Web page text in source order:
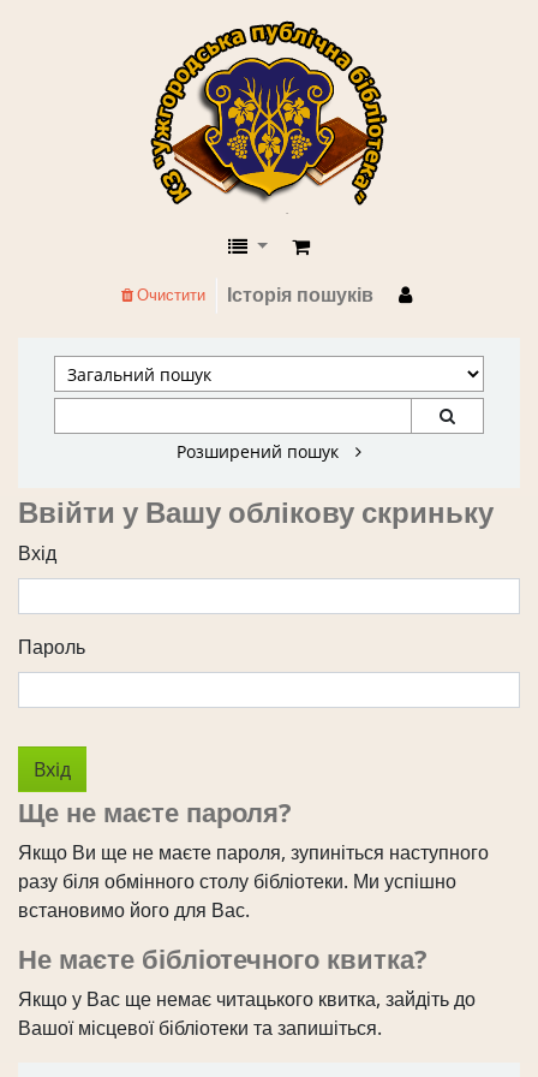
КЗ "Ужгородська публічна
Історія пошуків
Очистити
Розширений пошук
Ввійти у Вашу облікову скриньку
Вхід
Пароль
Ще не маєте пароля?
Якщо Ви ще не маєте пароля, зупиніться наступного
разу біля обмінного столу бібліотеки. Ми успішно
встановимо його для Вас.
Не маєте бібліотечного квитка?
Якщо у Вас ще немає читацького квитка, зайдіть до
Вашої місцевої бібліотеки та запишіться.